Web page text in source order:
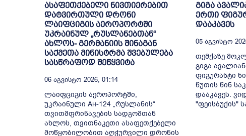
ასაფეთქებელი ნივთიერებით
დატვირთული დრონი
ლაიფციგის აეროპორტში
უკრაინულ „რუსლანებთან“
ახლოს- გერმანიის შინაგან
საქმეთა მინისტრმა შვებულება
სასწრაფოდ შეწყვიტა
06 Აგვისტო 2026, 01:14
ლაიფციგის აეროპორტში,
უკრაინული Ан-124 „რუსლანის“
თვითმფრინავების სადგომთან
ახლოს, თვითნაკეთი ასაფეთქებელი
მოწყობილობით აღჭურვილი დრონის
გიგა
ერთი
დააკავეს
05 Აგვისტო
თემქაზე
გიგა
ფიგურანტი
წუთის წინ
დააკავეს.
"ფეისბუქის"